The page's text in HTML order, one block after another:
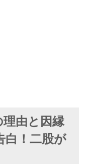
由と因縁
白！二股が